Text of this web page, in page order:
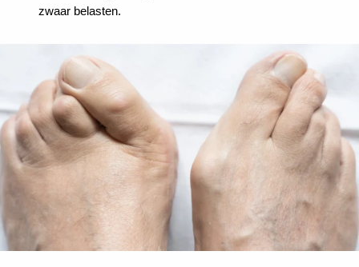
zwaar belasten.